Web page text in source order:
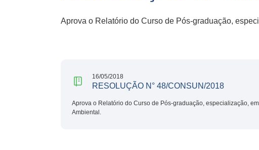
Aprova o Relatório do Curso de Pós-graduação,
16/05/2018
RESOLUÇÃO N° 48/CONSUN/2018
Aprova o Relatório do Curso de Pós-graduação, especialização,
Ambiental.